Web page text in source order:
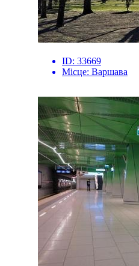
ID: 33669
Місце: Варшава